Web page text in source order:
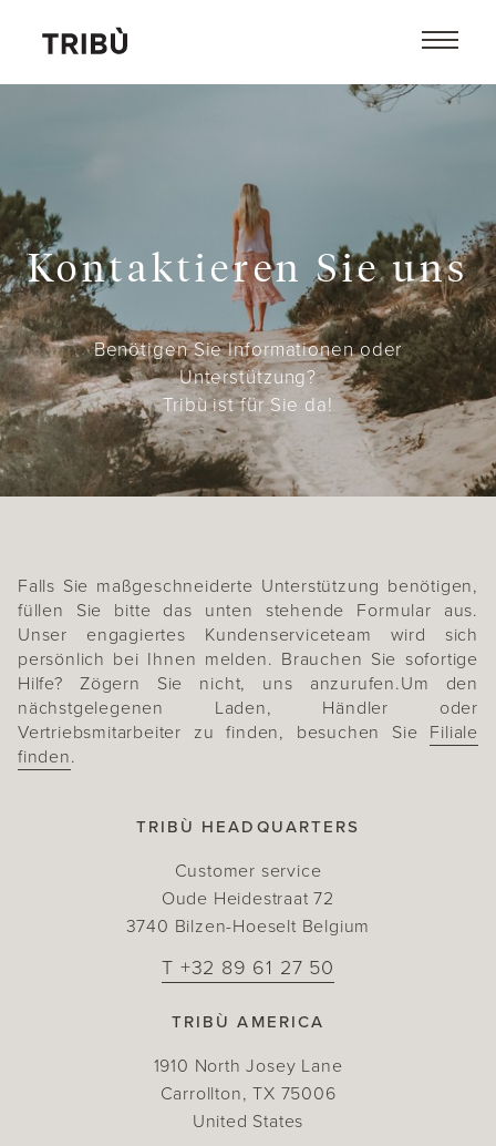
Kontaktieren Sie uns
Benötigen Sie Informationen oder
Unterstützung?
Tribù ist für Sie da!
Falls Sie maßgeschneiderte Unterstützung benötigen,
füllen Sie bitte das unten stehende Formular aus.
Unser engagiertes Kundenserviceteam wird sich
persönlich bei Ihnen melden. Brauchen Sie sofortige
Hilfe? Zögern Sie nicht, uns anzurufen.Um den
nächstgelegenen Laden, Händler oder
Vertriebsmitarbeiter zu finden, besuchen Sie Filiale
finden.
TRIBÙ HEADQUARTERS
Customer service
Oude Heidestraat 72
3740 Bilzen-Hoeselt Belgium
T +32 89 61 27 50
TRIBÙ AMERICA
1910 North Josey Lane
Carrollton, TX 75006
United States